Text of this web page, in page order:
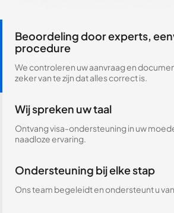
Beoordeling door experts,
procedure
We controleren uw aanvraag en
zeker van te zijn dat alles correct is.
Wij spreken uw taal
Ontvang visa-ondersteuning in uw
naadloze ervaring.
Ondersteuning bij elke stap
Ons team begeleidt en ondersteunt u